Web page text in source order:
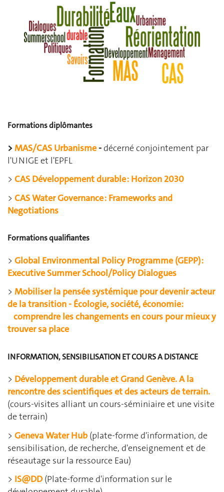
Formations diplômantes
>MAS/CAS Urbanisme- décerné conjointement par
l'UNIGE et l'EPFL
> CAS Développement durable : Horizon 2030
> CAS Water Governance : Frameworks and
Negotiations
Formations qualifiantes
> Global Environmental Policy Programme (GEPP) :
Executive Summer School/Policy Dialogues
> Mobiliser la pensée systémique pour devenir acteur
de la transition - Écologie, société, économie:
comprendre les changements en cours pour mieux y
trouver sa place
INFORMATION, SENSIBILISATION ET COURS A DISTANCE
> Développement durable et Grand Genève. A la
rencontre des scientifiques et des acteurs de terrain.
(cours-visites alliant un cours-séminiaire et une visite
de terrain)
> Geneva Water Hub (plate-forme d'information, de
sensibilisation, de recherche, d'enseignement et de
réseautage sur la ressource Eau)
> IS@DD (Plate-forme d'information sur le